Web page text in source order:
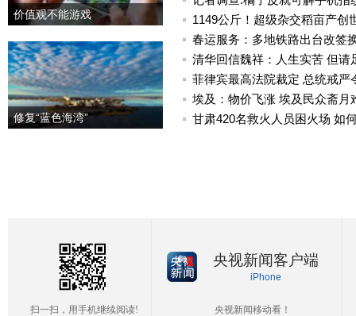
价值观不能游戏
修复“蓝色海湾”
1149公斤！超级杂交稻亩产创
春运服务：多地铁路出台改签
清华回信魏祥：人生实苦 但请
菲律宾最高法院裁定 总统戒严
埃及：物价飞涨 埃及民众斋月
甘肃420名救火人员困火场 如
扫一扫，用手机继续阅读!
央视新闻客户端
iPhone
央视新闻移动看！